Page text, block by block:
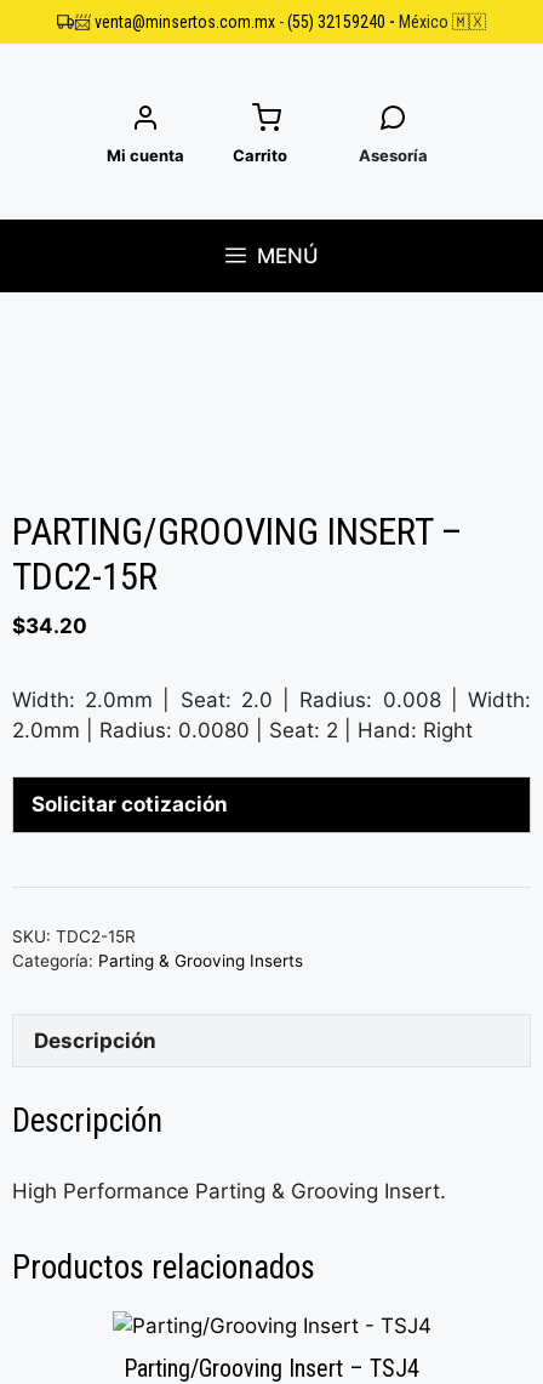
al
📨venta@minsertos.com.mx -(55) 32159240 - México 🇲🇽
Mi cuenta Carrito Asesoría
MENÚ
PARTING/GROOVING INSERT –
TDC2-15R
$34.20
Width: 2.0mm | Seat: 2.0 | Radius: 0.008 | Width:
2.0mm | Radius: 0.0080 | Seat: 2 | Hand: Right
Solicitar cotización
SKU: TDC2-15R
Categoría: Parting & Grooving Inserts
Descripción
Descripción
High Performance Parting & Grooving Insert.
Productos relacionados
Parting/Grooving Insert – TSJ4